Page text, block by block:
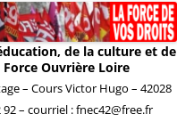
de la culture et de
Ouvrière Loire
– Cours Victor Hugo – 42028
92 – courriel : fnec42@free.fr